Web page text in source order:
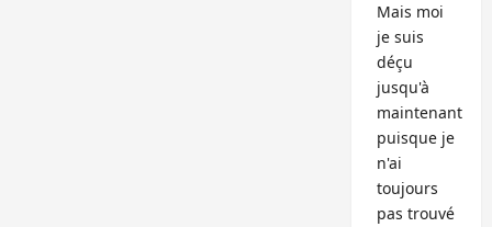
Mais moi
je suis
déçu
jusqu'à
maintenant
puisque je
n'ai
toujours
pas trouvé